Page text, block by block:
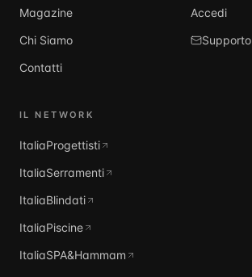
Magazine
Chi Siamo
Contatti
Accedi
Supporto
IL NETWORK
ItaliaProgettisti
ItaliaSerramenti
ItaliaBlindati
ItaliaPiscine
ItaliaSPA&Hammam